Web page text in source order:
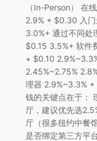
（In-Person） 在
2.9% + $0.30 入
3.0%+ 通过不同处
$0.15 3.5%+ 软件
+ $0.10
2.45%~2.75%
理器 2.9%~3.3%
钱的关键点在于：
厅，建议优先选
厅（很多纽约中餐
是否绑定第三方平